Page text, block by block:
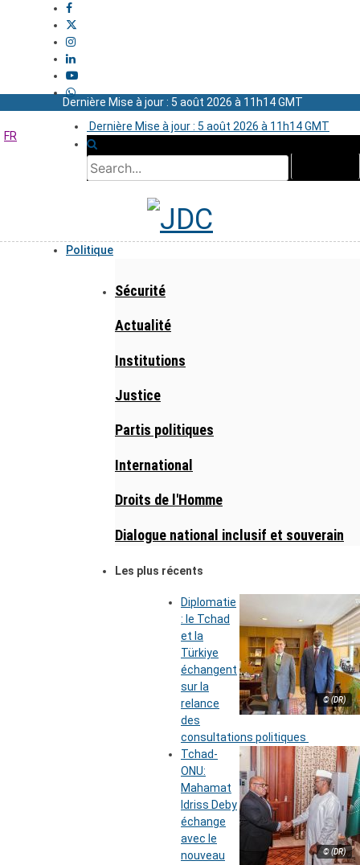
Dernière Mise à jour : 5 août 2026 à 11h14 GMT
Dernière Mise à jour : 5 août 2026 à 11h14 GMT
FR
Politique
Sécurité
Actualité
Institutions
Justice
Partis politiques
International
Droits de l'Homme
Dialogue national inclusif et souverain
Les plus récents
© (DR)
Diplomatie
: le Tchad
et la
Türkiye
échangent
sur la
relance
des
consultations politiques
© (DR)
Tchad-
ONU:
Mahamat
Idriss Deby
échange
avec le
nouveau